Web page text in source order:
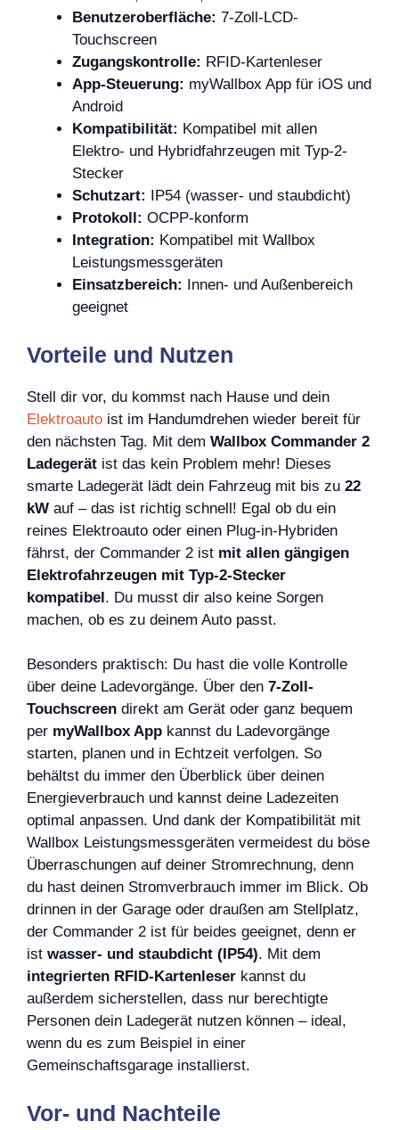
Benutzeroberfläche: 7-Zoll-LCD-
Touchscreen
Zugangskontrolle: RFID-Kartenleser
App-Steuerung: myWallbox App für iOS und
Android
Kompatibilität: Kompatibel mit allen
Elektro- und Hybridfahrzeugen mit Typ-2-
Stecker
Schutzart: IP54 (wasser- und staubdicht)
Protokoll: OCPP-konform
Integration: Kompatibel mit Wallbox
Leistungsmessgeräten
Einsatzbereich: Innen- und Außenbereich
geeignet
Vorteile und Nutzen
Stell dir vor, du kommst nach Hause und dein
Elektroauto ist im Handumdrehen wieder bereit für
den nächsten Tag. Mit dem Wallbox Commander 2
Ladegerät ist das kein Problem mehr! Dieses
smarte Ladegerät lädt dein Fahrzeug mit bis zu 22
kW auf – das ist richtig schnell! Egal ob du ein
reines Elektroauto oder einen Plug-in-Hybriden
fährst, der Commander 2 ist mit allen gängigen
Elektrofahrzeugen mit Typ-2-Stecker
kompatibel. Du musst dir also keine Sorgen
machen, ob es zu deinem Auto passt.
Besonders praktisch: Du hast die volle Kontrolle
über deine Ladevorgänge. Über den 7-Zoll-
Touchscreen direkt am Gerät oder ganz bequem
per myWallbox App kannst du Ladevorgänge
starten, planen und in Echtzeit verfolgen. So
behältst du immer den Überblick über deinen
Energieverbrauch und kannst deine Ladezeiten
optimal anpassen. Und dank der Kompatibilität mit
Wallbox Leistungsmessgeräten vermeidest du böse
Überraschungen auf deiner Stromrechnung, denn
du hast deinen Stromverbrauch immer im Blick. Ob
drinnen in der Garage oder draußen am Stellplatz,
der Commander 2 ist für beides geeignet, denn er
ist wasser- und staubdicht (IP54). Mit dem
integrierten RFID-Kartenleser kannst du
außerdem sicherstellen, dass nur berechtigte
Personen dein Ladegerät nutzen können – ideal,
wenn du es zum Beispiel in einer
Gemeinschaftsgarage installierst.
Vor- und Nachteile